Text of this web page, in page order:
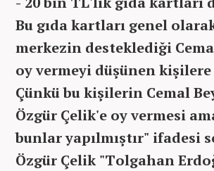
Bu gıda kartları genel
merkezin desteklediği
oy vermeyi düşünen
Çünkü bu kişilerin Cemal
Özgür Çelik'e oy vermesi
bunlar yapılmıştır" ifadesi
Özgür Çelik "Tolgahan